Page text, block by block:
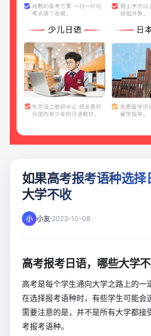
如果高考报考语种选择
大学不收
小 小友 2023-10-08
高考报考日语，哪些大学不
高考是每个学生通向大学之路上的一
在选择报考语种时，有些学生可能会
需要注意的是，并不是所有大学都接
考报考语种。